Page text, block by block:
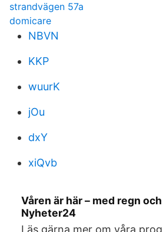
strandvägen 57a
domicare
NBVN
KKP
wuurK
jOu
dxY
xiQvb
Våren är här – med regn
Nyheter24
Läs gärna mer om våra